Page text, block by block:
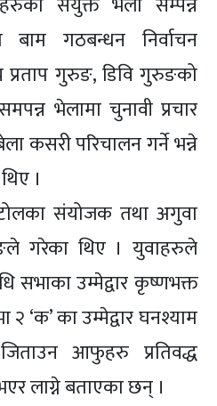
गठबन्धन निर्वाचन
गुरुङ, डिवि गुरुङको
भेलामा चुनावी प्रचार
कसरी परिचालन गर्ने भन्ने
।
टोलका संयोजक तथा अगुवा
गरेका थिए । युवाहरुले
सभाका उम्मेद्वार कृष्णभक्त
‘क’ का उम्मेद्वार घनश्याम
आफुहरु प्रतिवद्ध
लाग्ने बताएका छन् ।